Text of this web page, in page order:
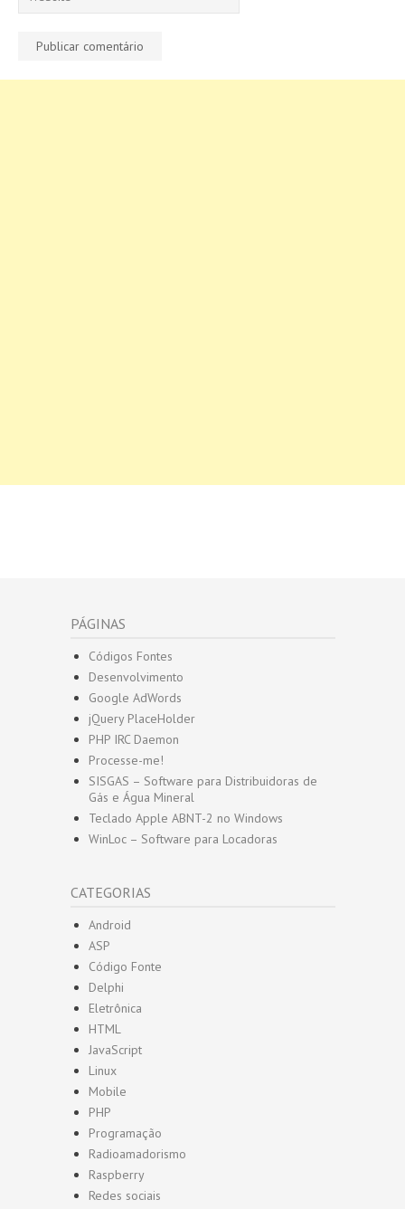
PÁGINAS
Códigos Fontes
Desenvolvimento
Google AdWords
jQuery PlaceHolder
PHP IRC Daemon
Processe-me!
SISGAS – Software para Distribuidoras de
Gás e Água Mineral
Teclado Apple ABNT-2 no Windows
WinLoc – Software para Locadoras
CATEGORIAS
Android
ASP
Código Fonte
Delphi
Eletrônica
HTML
JavaScript
Linux
Mobile
PHP
Programação
Radioamadorismo
Raspberry
Redes sociais